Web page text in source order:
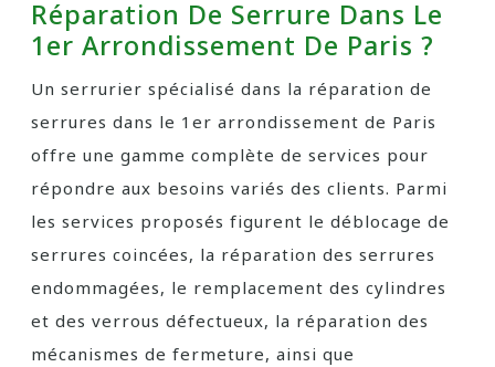
Réparation De Serrure Dans Le
1er Arrondissement De Paris ?
Un serrurier spécialisé dans la réparation de
serrures dans le 1er arrondissement de Paris
offre une gamme complète de services pour
répondre aux besoins variés des clients. Parmi
les services proposés figurent le déblocage de
serrures coincées, la réparation des serrures
endommagées, le remplacement des cylindres
et des verrous défectueux, la réparation des
mécanismes de fermeture, ainsi que